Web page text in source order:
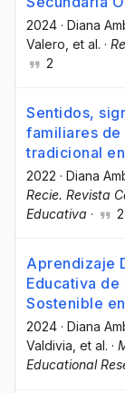
2024 · Diana
Valero , et al. ·
2
Sentidos,
familiares de
tradicional
2022 · Diana
Recie. Revista
Educativa · 2
Aprendizaje
Educativa
Sostenible
2024 · Diana
Valdivia, et al. ·
Educational